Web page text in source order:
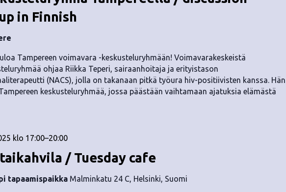
in Finnish
Tampereen voimavara -keskusteluryhmään! Voimavarakeskeistä
ohjaa Riikka Teperi, sairaanhoitaja ja erityistason
(NACS), jolla on takanaan pitkä työura hiv-positiivisten kanssa. Hän
keskusteluryhmää, jossa päästään vaihtamaan ajatuksia elämästä
/ Tuesday cafe
klo 17:00–20:00
tapaamispaikka Malminkatu 24 C, Helsinki, Suomi